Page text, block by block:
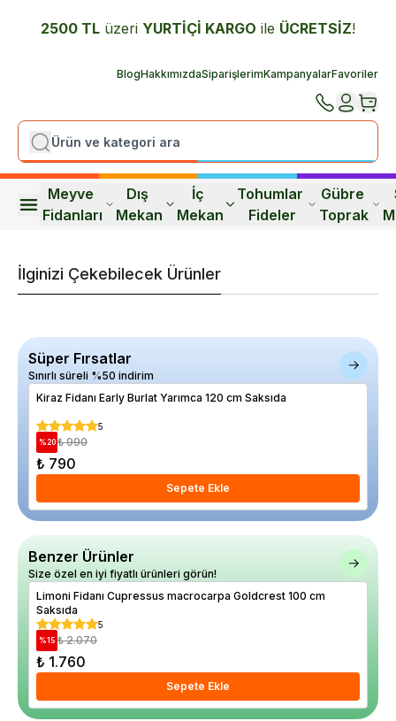
2500 TL üzeri YURTİÇİ KARGO ile ÜCRETSİZ!
BlogHakkımızdaSiparişlerimKampanyalarFavoriler
Meyve
Fidanları
Dış
Mekan
İç
Mekan
Tohumlar
Fideler
Gübre
Toprak
İlginizi Çekebilecek Ürünler
Süper Fırsatlar
Sınırlı süreli %50 indirim
Kiraz Fidanı Early Burlat Yarımca 120 cm Saksıda
5
%20 ₺ 990
₺ 790
Sepete Ekle
Benzer Ürünler
Size özel en iyi fiyatlı ürünleri görün!
Limoni Fidanı Cupressus macrocarpa Goldcrest 100 cm
Saksıda
5
%15 ₺ 2.070
₺ 1.760
Sepete Ekle